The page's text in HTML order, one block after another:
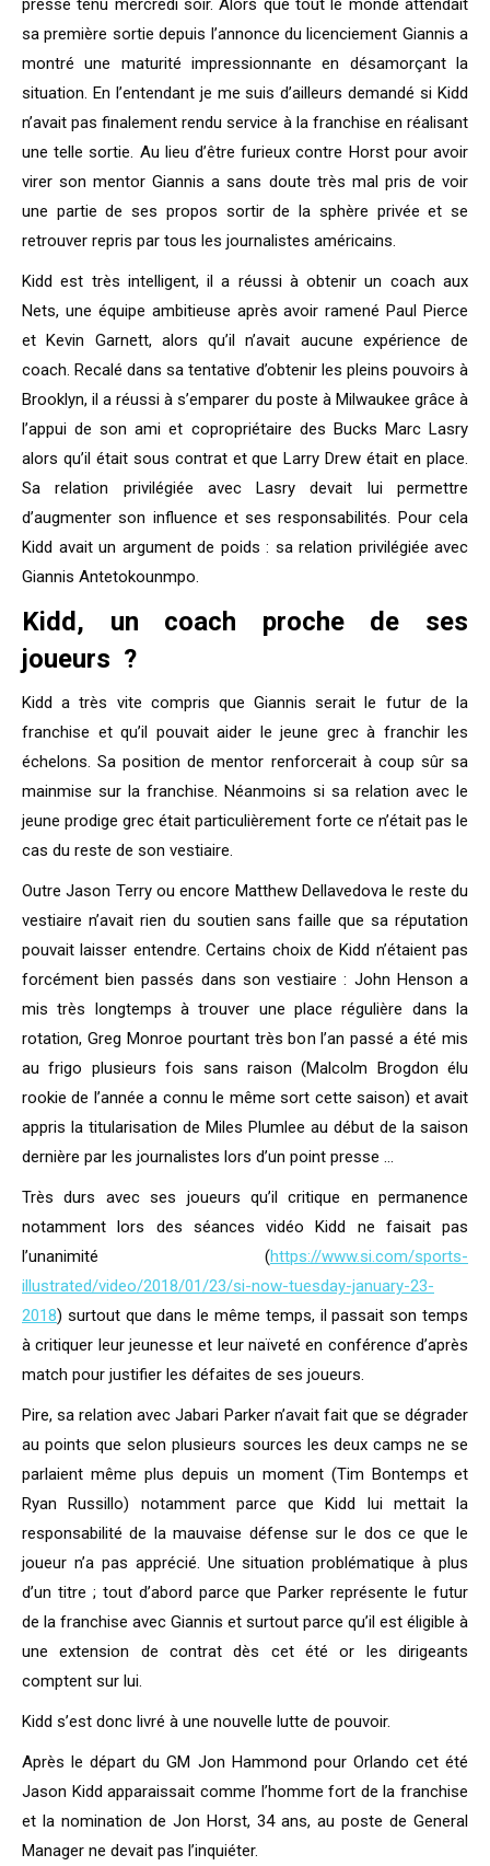
presse tenu mercredi soir. Alors que tout le monde attendait
sa première sortie depuis l’annonce du licenciement Giannis a
montré une maturité impressionnante en désamorçant la
situation. En l’entendant je me suis d’ailleurs demandé si Kidd
n’avait pas finalement rendu service à la franchise en réalisant
une telle sortie. Au lieu d’être furieux contre Horst pour avoir
virer son mentor Giannis a sans doute très mal pris de voir
une partie de ses propos sortir de la sphère privée et se
retrouver repris par tous les journalistes américains.
Kidd est très intelligent, il a réussi à obtenir un coach aux
Nets, une équipe ambitieuse après avoir ramené Paul Pierce
et Kevin Garnett, alors qu’il n’avait aucune expérience de
coach. Recalé dans sa tentative d’obtenir les pleins pouvoirs à
Brooklyn, il a réussi à s’emparer du poste à Milwaukee grâce à
l’appui de son ami et copropriétaire des Bucks Marc Lasry
alors qu’il était sous contrat et que Larry Drew était en place.
Sa relation privilégiée avec Lasry devait lui permettre
d’augmenter son influence et ses responsabilités. Pour cela
Kidd avait un argument de poids : sa relation privilégiée avec
Giannis Antetokounmpo.
Kidd, un coach proche de ses
joueurs ?
Kidd a très vite compris que Giannis serait le futur de la
franchise et qu’il pouvait aider le jeune grec à franchir les
échelons. Sa position de mentor renforcerait à coup sûr sa
mainmise sur la franchise. Néanmoins si sa relation avec le
jeune prodige grec était particulièrement forte ce n’était pas le
cas du reste de son vestiaire.
Outre Jason Terry ou encore Matthew Dellavedova le reste du
vestiaire n’avait rien du soutien sans faille que sa réputation
pouvait laisser entendre. Certains choix de Kidd n’étaient pas
forcément bien passés dans son vestiaire : John Henson a
mis très longtemps à trouver une place régulière dans la
rotation, Greg Monroe pourtant très bon l’an passé a été mis
au frigo plusieurs fois sans raison (Malcolm Brogdon élu
rookie de l’année a connu le même sort cette saison) et avait
appris la titularisation de Miles Plumlee au début de la saison
dernière par les journalistes lors d’un point presse …
Très durs avec ses joueurs qu’il critique en permanence
notamment lors des séances vidéo Kidd ne faisait pas
l’unanimité (https://www.si.com/sports-
illustrated/video/2018/01/23/si-now-tuesday-january-23-
2018) surtout que dans le même temps, il passait son temps
à critiquer leur jeunesse et leur naïveté en conférence d’après
match pour justifier les défaites de ses joueurs.
Pire, sa relation avec Jabari Parker n’avait fait que se dégrader
au points que selon plusieurs sources les deux camps ne se
parlaient même plus depuis un moment (Tim Bontemps et
Ryan Russillo) notamment parce que Kidd lui mettait la
responsabilité de la mauvaise défense sur le dos ce que le
joueur n’a pas apprécié. Une situation problématique à plus
d’un titre ; tout d’abord parce que Parker représente le futur
de la franchise avec Giannis et surtout parce qu’il est éligible à
une extension de contrat dès cet été or les dirigeants
comptent sur lui.
Kidd s’est donc livré à une nouvelle lutte de pouvoir.
Après le départ du GM Jon Hammond pour Orlando cet été
Jason Kidd apparaissait comme l’homme fort de la franchise
et la nomination de Jon Horst, 34 ans, au poste de General
Manager ne devait pas l’inquiéter.